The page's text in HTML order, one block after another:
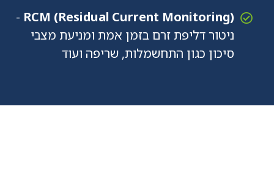
RCM (Residual Current Monitoring)
-
ניטור דליפת זרם בזמן אמת ומניעת מצבי
סיכון כגון התחשמלות, שריפה ועוד